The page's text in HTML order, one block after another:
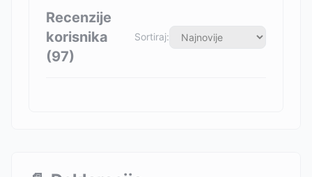
Recenzije
korisnika
(97)
Sortiraj: